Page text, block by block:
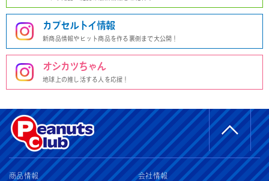
カプセルトイ情報
新商品情報やヒット商品を作る裏側まで大公開！
オシカツちゃん
地球上の推し活する人を応援！
商品情報 会社情報